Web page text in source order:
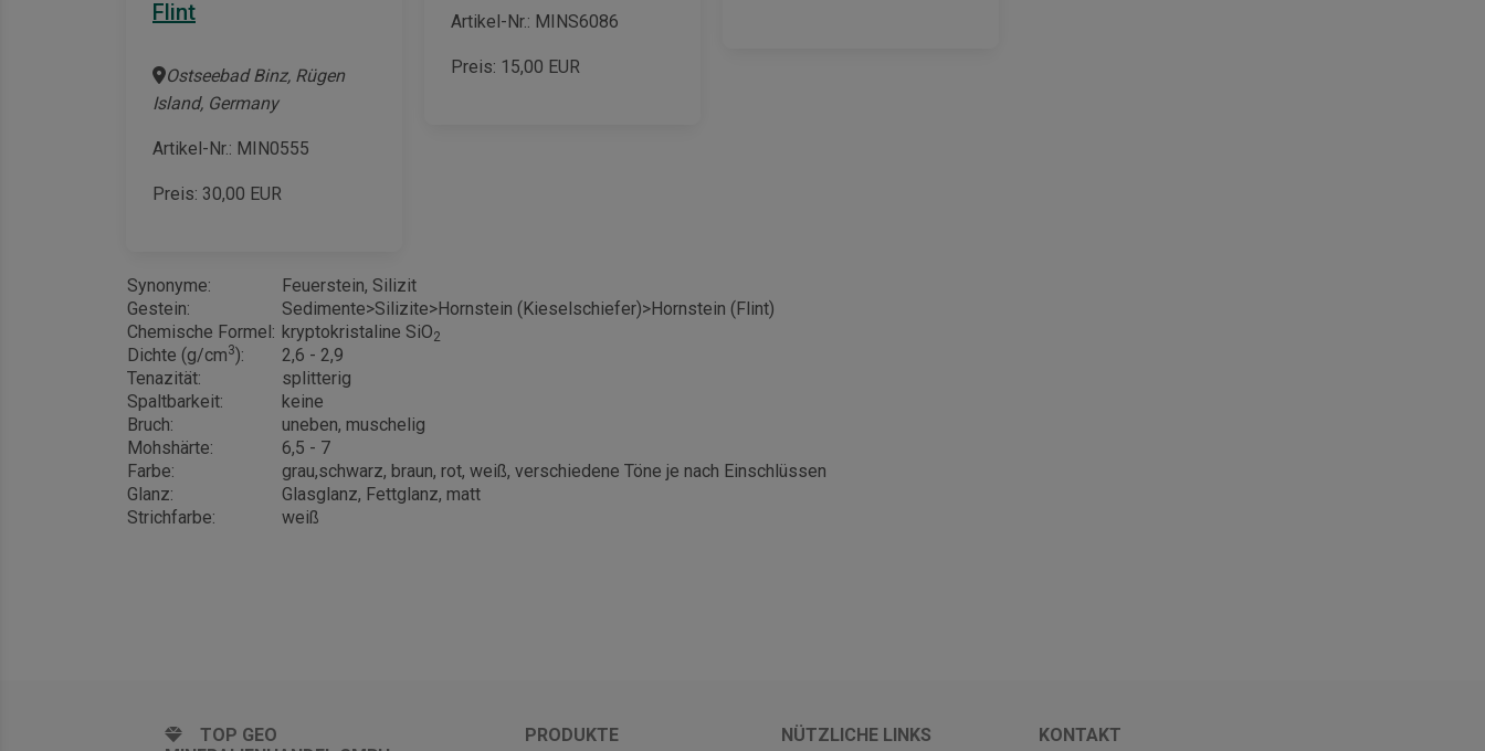
Flint
Ostseebad Binz, Rügen
Island, Germany
Artikel-Nr.: MIN0555
Preis: 30,00 EUR
Artikel-Nr.: MINS6086
Preis: 15,00 EUR
Synonyme:
Feuerstein, Silizit
Gestein:
Sedimente>Silizite>Hornstein (Kieselschiefer)>Hornstein (Flint)
Chemische Formel: kryptokristaline SiO2
Dichte (g/cm3):
2,6 - 2,9
Tenazität:
splitterig
Spaltbarkeit:
keine
Bruch:
uneben, muschelig
Mohshärte:
6,5 - 7
Farbe:
grau,schwarz, braun, rot, weiß, verschiedene Töne je nach Einschlüssen
Glanz:
Glasglanz, Fettglanz, matt
Strichfarbe:
weiß
TOP GEO
PRODUKTE NÜTZLICHE LINKS KONTAKT